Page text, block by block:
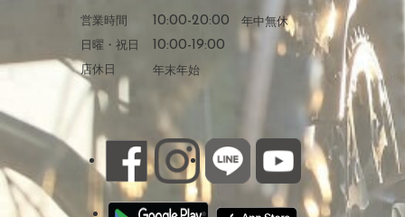
営業時間 10:00-20:00 年中無休
日曜・祝日
10:00-19:00
店休日 年末年始